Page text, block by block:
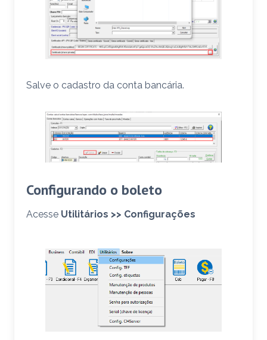
Salve o cadastro da conta bancária.
Configurando o boleto
Acesse Utilitários >> Configurações